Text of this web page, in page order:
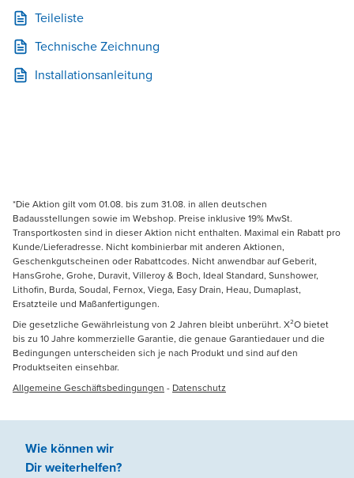
Teileliste
Technische Zeichnung
Installationsanleitung
*Die Aktion gilt vom 01.08. bis zum 31.08. in allen deutschen
Badausstellungen sowie im Webshop. Preise inklusive 19% MwSt.
Transportkosten sind in dieser Aktion nicht enthalten. Maximal ein Rabatt pro
Kunde/Lieferadresse. Nicht kombinierbar mit anderen Aktionen,
Geschenkgutscheinen oder Rabattcodes. Nicht anwendbar auf Geberit,
HansGrohe, Grohe, Duravit, Villeroy & Boch, Ideal Standard, Sunshower,
Lithofin, Burda, Soudal, Fernox, Viega, Easy Drain, Heau, Dumaplast,
Ersatzteile und Maßanfertigungen.
Die gesetzliche Gewährleistung von 2 Jahren bleibt unberührt. X²O bietet
bis zu 10 Jahre kommerzielle Garantie, die genaue Garantiedauer und die
Bedingungen unterscheiden sich je nach Produkt und sind auf den
Produktseiten einsehbar.
Allgemeine Geschäftsbedingungen - Datenschutz
Wie können wir
Dir weiterhelfen?